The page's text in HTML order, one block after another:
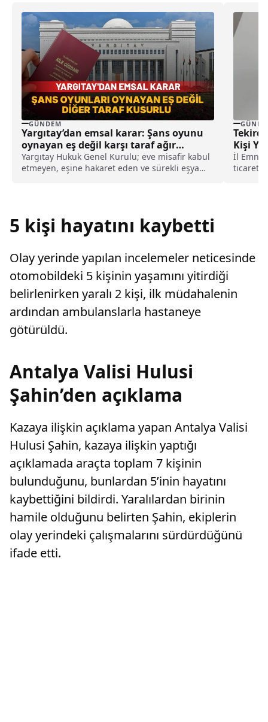
GÜNDEM
Yargıtay’dan emsal karar: Şans oyunu
oynayan eş değil karşı taraf ağır
kusurlu sayıldı
Yargıtay Hukuk Genel Kurulu; eve misafir kabul
etmeyen, eşine hakaret eden ve sürekli eşya
Kişi
İl
5 kişi hayatını kaybetti
Olay yerinde yapılan incelemeler neticesinde
otomobildeki 5 kişinin yaşamını yitirdiği
belirlenirken yaralı 2 kişi, ilk müdahalenin
ardından ambulanslarla hastaneye
götürüldü.
Antalya Valisi Hulusi
Şahin’den açıklama
Kazaya ilişkin açıklama yapan Antalya Valisi
Hulusi Şahin, kazaya ilişkin yaptığı
açıklamada araçta toplam 7 kişinin
bulunduğunu, bunlardan 5’inin hayatını
kaybettiğini bildirdi. Yaralılardan birinin
hamile olduğunu belirten Şahin, ekiplerin
olay yerindeki çalışmalarını sürdürdüğünü
ifade etti.